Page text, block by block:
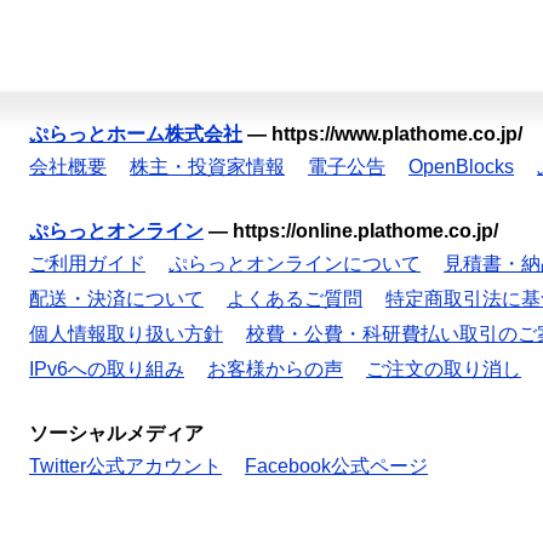
ぷらっとホーム株式会社 — https://www.plathome.co.jp/
会社概要
株主・投資家情報 電子公告 OpenBlocks
ぷらっとオンライン — https://online.plathome.co.jp/
ご利用ガイド
ぷらっとオンラインについて
見積書・
配送・決済について
よくあるご質問
特定商取引法に
個人情報取り扱い方針
校費・公費・科研費払い取引のご
IPv6への取り組み
お客様からの声 ご注文の取り消し
ソーシャルメディア
Twitter公式アカウント
Facebook公式ページ